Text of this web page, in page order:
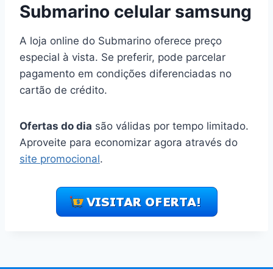
Submarino celular samsung
A loja online do Submarino oferece preço
especial à vista. Se preferir, pode parcelar
pagamento em condições diferenciadas no
cartão de crédito.
Ofertas do dia são válidas por tempo limitado.
Aproveite para economizar agora através do
site promocional.